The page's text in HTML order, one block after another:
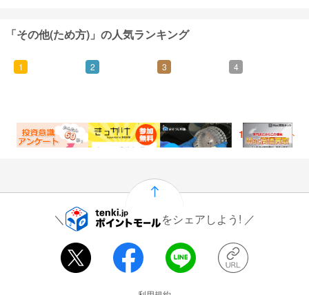
「その他(ため方)」の人気ランキング
1
300ポイント
2
100ポイント
3
750ポイント
4
1,500ポイント
をシェアしよう!